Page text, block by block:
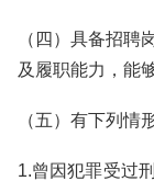
（四）具备招聘
及履职能力，能
（五）有下列情
1.曾因犯罪受过